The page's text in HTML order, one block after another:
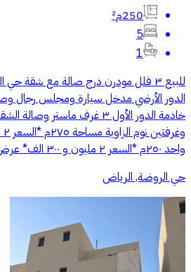
250م²
5
1
للبيع ٣ فلل مودرن درج صالة مع شقة
الدور الأرضي مدخل سيارة ومجلس رجال
خادمة الدور الأول ٣ غرف
واحد ٢٥٠م *السعر ٢ مليون و ٣٠٠ الف* عرض الشارع ١٤ شمالي ١٤ شرقي
حي الروضة, الرياض